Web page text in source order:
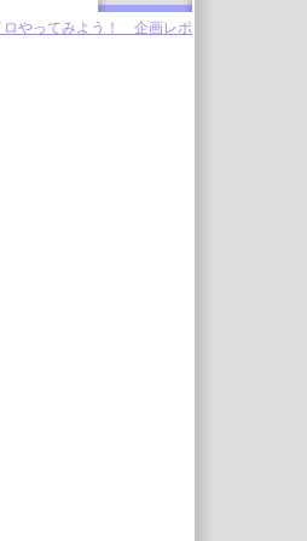
ロやってみよう！ 企画レポ